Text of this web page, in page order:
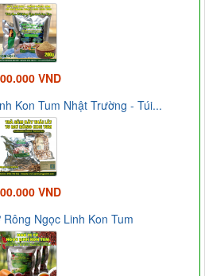
VND
Kon Tum Nhật Trường - Túi...
VND
Ngọc Linh Kon Tum